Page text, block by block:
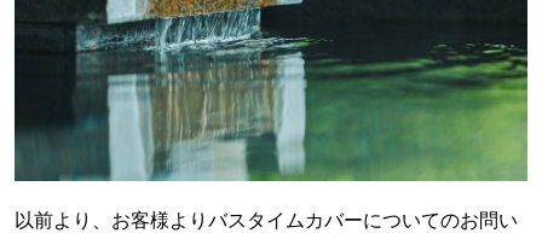
以前より、お客様よりバスタイムカバーについてのお問い